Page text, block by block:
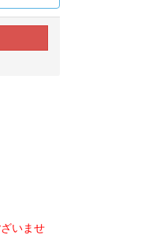
いませ